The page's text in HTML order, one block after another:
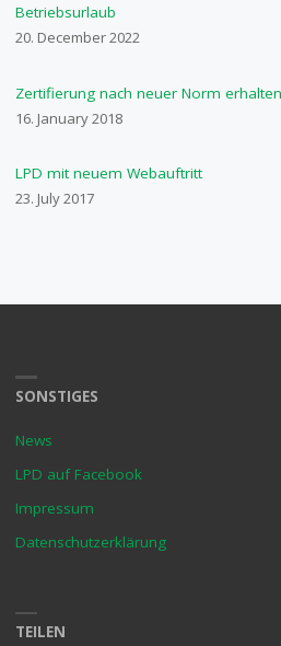
Betriebsurlaub
20. December 2022
Zertifierung nach neuer Norm
16. January 2018
LPD mit neuem Webauftritt
23. July 2017
SONSTIGES
News
LPD auf Facebook
Impressum
Datenschutzerklärung
TEILEN